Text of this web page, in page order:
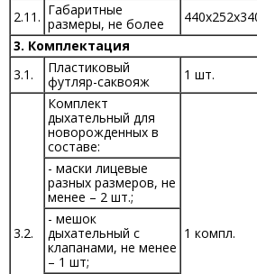
2.11. Габаритные
размеры, не более
3. Комплектация
3.1.
Пластиковый
футляр-саквояж
1 шт.
3.2.
Комплект
дыхательный для
новорожденных в
составе:
1 компл.
- маски лицевые
разных размеров, не
менее – 2 шт.;
- мешок
дыхательный с
клапанами, не менее
– 1 шт;